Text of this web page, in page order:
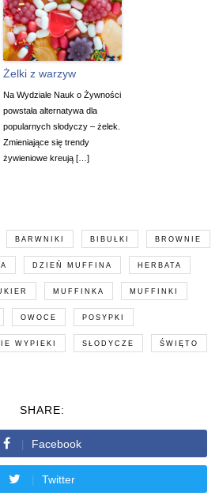
Żelki z warzyw
Na Wydziale Nauk o Żywności
powstała alternatywa dla
popularnych słodyczy – żelek.
Zmieniające się trendy
żywieniowe kreują […]
BARWNIKI BIBUŁKI BROWNIE
DZIEŃ MUFFINA HERBATA
MUFFINKA MUFFINKI
OWOCE POSYPKI
WYPIEKI SŁODYCZE ŚWIĘTO
SHARE:
Facebook
Twitter